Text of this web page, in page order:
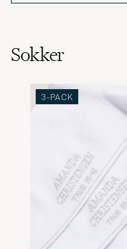
Sokker
3-PACK